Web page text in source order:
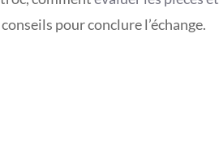
pour conclure l’échange.